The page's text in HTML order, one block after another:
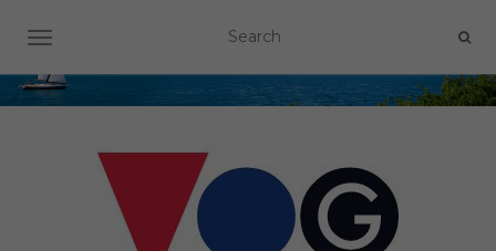
OUVRIR/FERMER LA NAVIGATION